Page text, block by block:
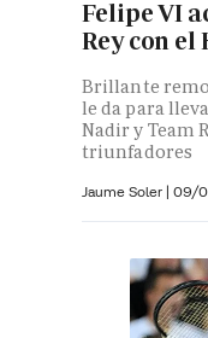
Felipe VI
Rey con
Brillante
le da para
Nadir y Team
triunfadores
Jaume Soler | 09/